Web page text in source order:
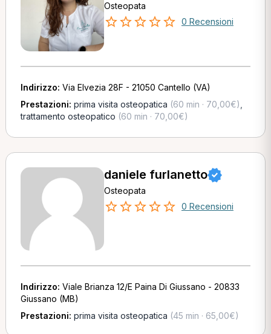
Osteopata
0 Recensioni
Indirizzo: Via Elvezia 28F - 21050 Cantello (VA)
Prestazioni: prima visita osteopatica (60 min · 70,00€)
trattamento osteopatico (60 min · 70,00€)
daniele furlanetto
Osteopata
0 Recensioni
Indirizzo: Viale Brianza 12/E Paina Di Giussano - 20833
Giussano (MB)
Prestazioni: prima visita osteopatica (45 min · 65,00€)